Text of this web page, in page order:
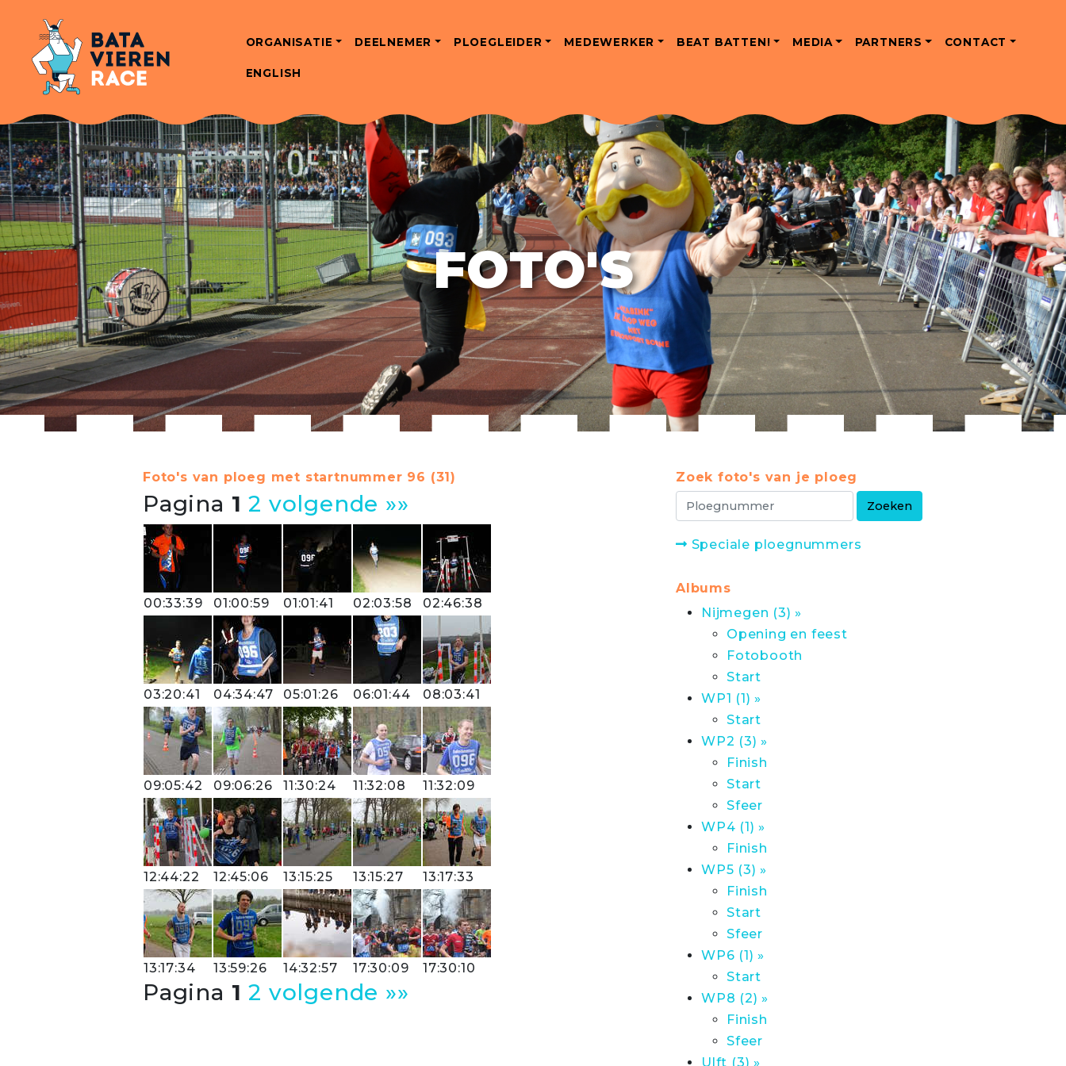
ORGANISATIE DEELNEMER PLOEGLEIDER MEDEWERKER BEAT BATTEN! MEDIA PARTNERS CONTACT
ENGLISH
FOTO'S
Foto's van ploeg met startnummer 96 (31)
Pagina 1 2 volgende »»
00:33:39 01:00:59 01:01:41 02:03:58 02:46:38
03:20:41 04:34:47 05:01:26 06:01:44 08:03:41
09:05:42 09:06:26 11:30:24 11:32:08 11:32:09
12:44:22 12:45:06 13:15:25 13:15:27 13:17:33
13:17:34 13:59:26 14:32:57 17:30:09 17:30:10
Pagina 1 2 volgende »»
Zoek foto's van je ploeg
Speciale ploegnummers
Albums
Nijmegen (3) »
Opening en feest
Fotobooth
Start
WP1 (1) »
Start
WP2 (3) »
Finish
Start
Sfeer
WP4 (1) »
Finish
WP5 (3) »
Finish
Start
Sfeer
WP6 (1) »
Start
WP8 (2) »
Finish
Sfeer
Ulft (3) »